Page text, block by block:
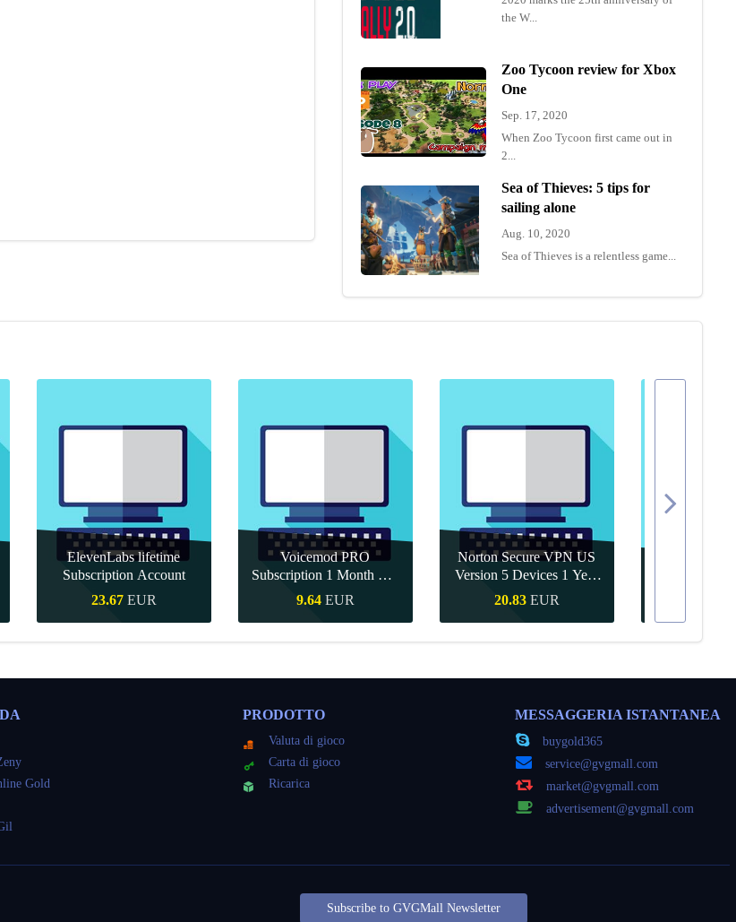
the W...
Zoo Tycoon review for Xbox
One
Sep. 17, 2020
When Zoo Tycoon first came out in
2...
Sea of Thieves: 5 tips for
sailing alone
Aug. 10, 2020
Sea of Thieves is a relentless game...
ElevenLabs lifetime
Subscription Account
23.67 EUR
Acquisto veloce
Voicemod PRO
Subscription 1 Month CD
Key Global
9.64 EUR
Acquisto veloce
Norton Secure VPN US
Version 5 Devices 1 Year
CD Key
20.83 EUR
Acquisto veloce Acquisto
Gold
PRODOTTO
Valuta di gioco
Carta di gioco
Ricarica
MESSAGGERIA ISTANTANEA
buygold365
service@gvgmall.com
market@gvgmall.com
advertisement@gvgmall.com
Subscribe to GVGMall Newsletter